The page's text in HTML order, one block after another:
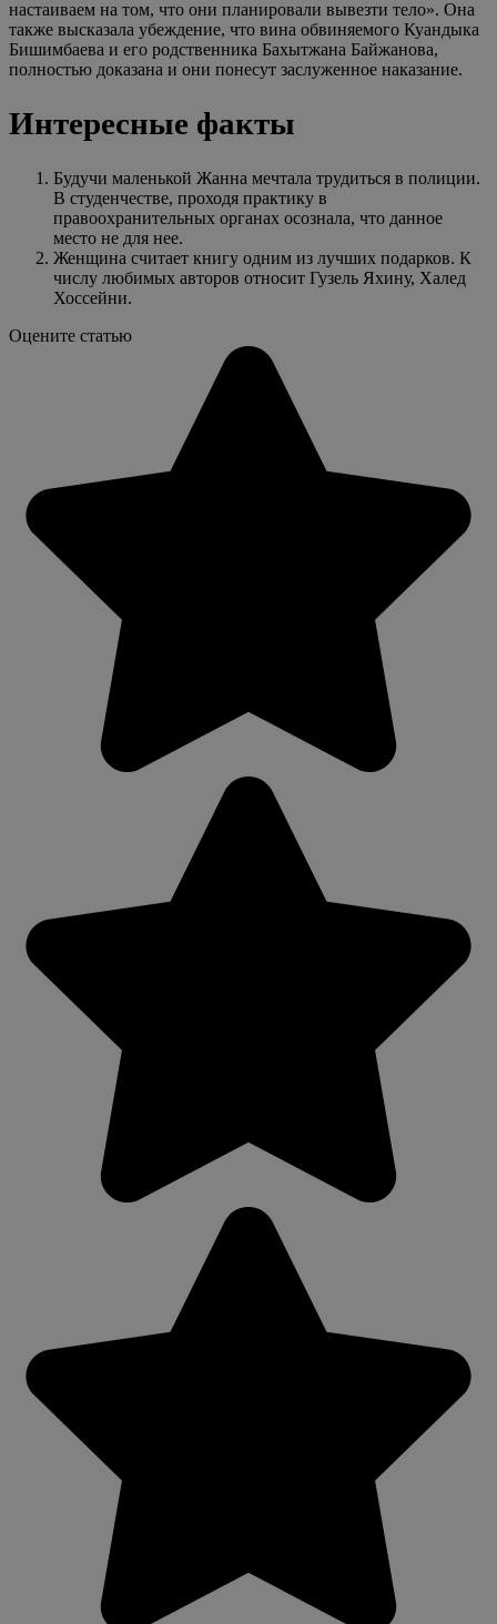
настаиваем на том, что они планировали вывезти тело». Она
также высказала убеждение, что вина обвиняемого Куандыка
Бишимбаева и его родственника Бахытжана Байжанова,
полностью доказана и они понесут заслуженное наказание.
Интересные факты
Будучи маленькой Жанна мечтала трудиться в полиции.
В студенчестве, проходя практику в
правоохранительных органах осознала, что данное
место не для нее.
Женщина считает книгу одним из лучших подарков. К
числу любимых авторов относит Гузель Яхину, Халед
Хоссейни.
Оцените статью